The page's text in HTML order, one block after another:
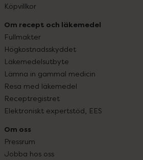
Köpvillkor
Om recept och läkemedel
Fullmakter
Högkostnadsskyddet
Läkemedelsutbyte
Lämna in gammal medicin
Resa med läkemedel
Receptregistret
Elektroniskt expertstöd, EES
Om oss
Pressrum
Jobba hos oss